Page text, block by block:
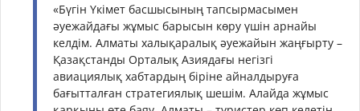
«Бүгін Үкімет басшысының тапсырмасымен
әуежайдағы жұмыс барысын көру үшін арнайы
келдім. Алматы халықаралық әуежайын жаңғырту –
Қазақстанды Орталық Азиядағы негізгі
авиациялық хабтардың біріне айналдыруға
бағытталған стратегиялық шешім. Алайда жұмыс